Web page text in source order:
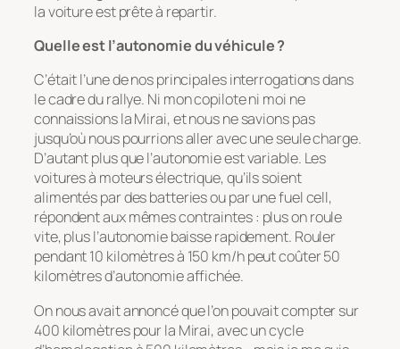
la voiture est prête à repartir.
Quelle est l’autonomie du véhicule ?
C’était l’une de nos principales interrogations dans
le cadre du rallye. Ni mon copilote ni moi ne
connaissions la Mirai, et nous ne savions pas
jusqu’où nous pourrions aller avec une seule charge.
D’autant plus que l’autonomie est variable. Les
voitures à moteurs électrique, qu’ils soient
alimentés par des batteries ou par une fuel cell,
répondent aux mêmes contraintes : plus on roule
vite, plus l’autonomie baisse rapidement. Rouler
pendant 10 kilomètres à 150 km/h peut coûter 50
kilomètres d’autonomie affichée.
On nous avait annoncé que l’on pouvait compter sur
400 kilomètres pour la Mirai, avec un cycle